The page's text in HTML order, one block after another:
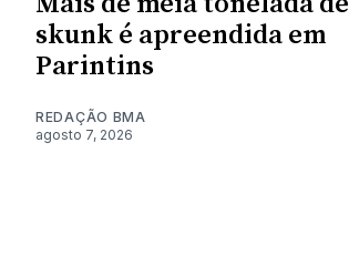
skunk é apreendida em
Parintins
REDAÇÃO BMA
agosto 7, 2026